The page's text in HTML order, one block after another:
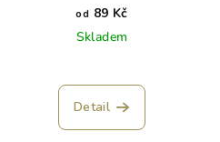
od 89 Kč
Skladem
Detail